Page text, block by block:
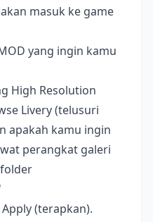
masuk ke game
yang ingin kamu
High Resolution
Livery (telusuri
apakah kamu ingin
perangkat galeri
(terapkan).